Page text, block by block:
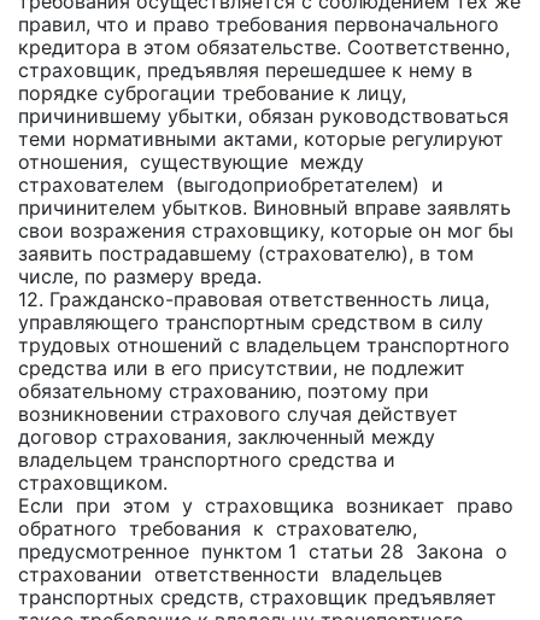
правил, что и право требования первоначального
кредитора в этом обязательстве. Соответственно,
страховщик, предъявляя перешедшее к нему в
порядке суброгации требование к лицу,
причинившему убытки, обязан руководствоваться
теми нормативными актами, которые регулируют
отношения, существующие между
страхователем (выгодоприобретателем) и
причинителем убытков. Виновный вправе заявлять
свои возражения страховщику, которые он мог бы
заявить пострадавшему (страхователю), в том
числе, по размеру вреда.
12. Гражданско-правовая ответственность лица,
управляющего транспортным средством в силу
трудовых отношений с владельцем транспортного
средства или в его присутствии, не подлежит
обязательному страхованию, поэтому при
возникновении страхового случая действует
договор страхования, заключенный между
владельцем транспортного средства и
страховщиком.
Если при этом у страховщика возникает право
обратного требования к страхователю,
предусмотренное пунктом 1 статьи 28 Закона о
страховании ответственности владельцев
транспортных средств, страховщик предъявляет